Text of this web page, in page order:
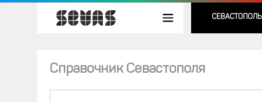
СЕВАСТОПОЛЬ
Справочник Севастополя